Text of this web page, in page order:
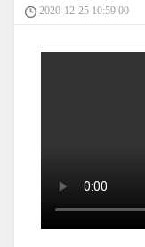
2020-12-25 10:59:00